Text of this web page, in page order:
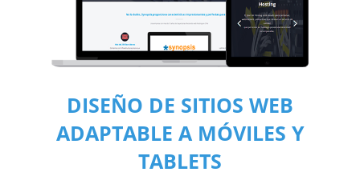
DISEÑO DE SITIOS WEB
ADAPTABLE A MÓVILES Y
TABLETS